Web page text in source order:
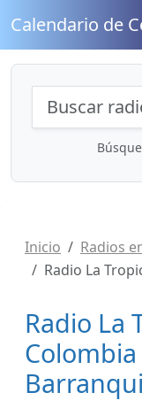
Calendario de
Inicio Radios
Radio La
Radio La